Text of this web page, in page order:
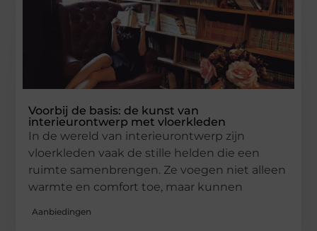
Voorbij de basis: de kunst van
interieurontwerp met vloerkleden
In de wereld van interieurontwerp zijn
vloerkleden vaak de stille helden die een
ruimte samenbrengen. Ze voegen niet alleen
warmte en comfort toe, maar kunnen
Aanbiedingen